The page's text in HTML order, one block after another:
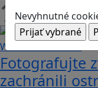
Nevyhnutné
Načítam blogy
Fotografujte
zachránili